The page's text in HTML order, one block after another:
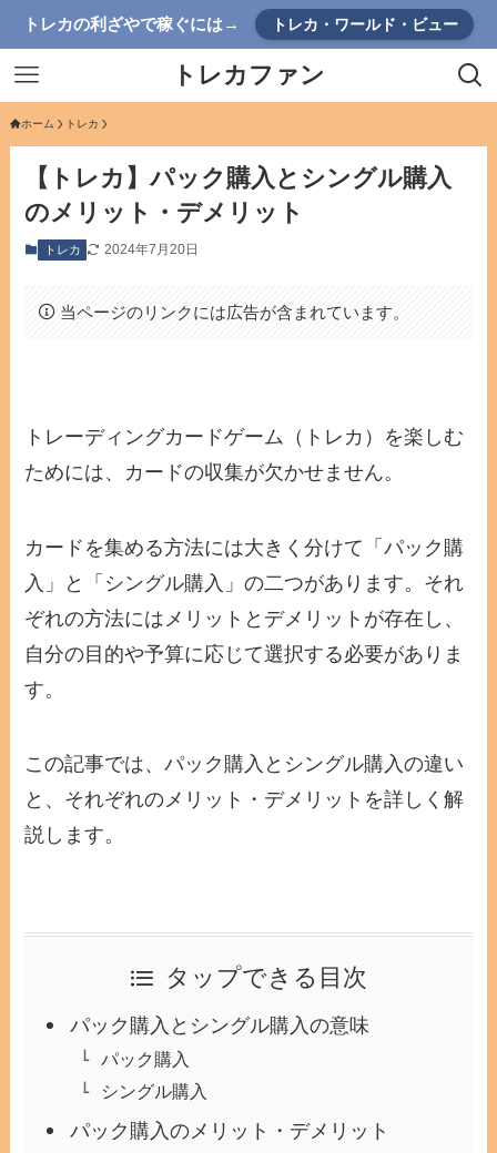
トレカの利ざやで稼ぐには→ トレカ・ワールド・ビュー
トレカファン
ホーム トレカ
【トレカ】パック購入とシングル購入
のメリット・デメリット
トレカ 2024年7月20日
当ページのリンクには広告が含まれています。
トレーディングカードゲーム（トレカ）を楽しむ
ためには、カードの収集が欠かせません。
カードを集める方法には大きく分けて「パック購
入」と「シングル購入」の二つがあります。それ
ぞれの方法にはメリットとデメリットが存在し、
自分の目的や予算に応じて選択する必要がありま
す。
この記事では、パック購入とシングル購入の違い
と、それぞれのメリット・デメリットを詳しく解
説します。
タップできる目次
パック購入とシングル購入の意味
パック購入
シングル購入
パック購入のメリット・デメリット